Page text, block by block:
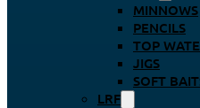
MINNOWS
PENCILS
TOP
JIGS
SOFT
LRF